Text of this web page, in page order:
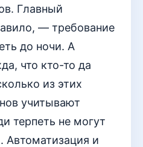
Главный
— требование
до ночи. А
что кто-то да
из этих
учитывают
терпеть не могут
Автоматизация и